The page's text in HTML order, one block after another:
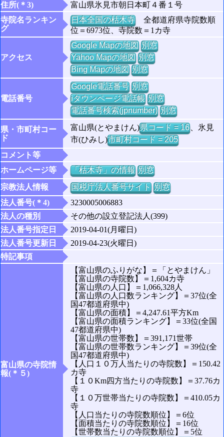
住所(＊3)
富山県氷見市朝日本町４番１号
寺院名ランキン
グ
日本全国の枯木寺全都道府県寺院数順
位＝6973位、寺院数＝1カ寺
アクセス
Google Mapの地図 別窓
Yahoo Mapの地図 別窓
Bing Mapの地図 別窓
電話番号
Google電話番号 別窓
iタウンページ電話帳 別窓
電話番号検索(jpnumber) 別窓
県・市町村コー
ド
富山県(とやまけん)県コード = 16、氷見
市(ひみし)市町村コード = 205
コメント等
ホームページ等
「枯木寺」の情報 別窓
宗教法人情報
国税庁法人番号サイト 別窓
法人番号(＊4)
3230005006883
法人の種別
その他の設立登記法人(399)
法人番号指定日
2019-04-01(月曜日)
法人番号更新日
2019-04-23(火曜日)
特記事項
富山県の寺院情
報(＊５)
【富山県のふりがな】＝「とやまけん」
【富山県の寺院数】＝1,604カ寺
【富山県の人口】＝1,066,328人
【富山県の人口数ランキング】＝37位(全
国47都道府県中)
【富山県の面積】＝4,247.61平方Km
【富山県の面積ランキング】＝33位(全国
47都道府県中)
【富山県の世帯数】＝391,171世帯
【富山県の世帯数ランキング】＝39位(全
国47都道府県中)
【人口１０万人当たりの寺院数】＝150.42
カ寺
【１０Km四方当たりの寺院数】＝37.76カ
寺
【１０万世帯当たりの寺院数】＝410.05カ
寺
【人口当たりの寺院数順位】＝6位
【面積当たりの寺院数順位】＝16位
【世帯数当たりの寺院数順位】＝5位